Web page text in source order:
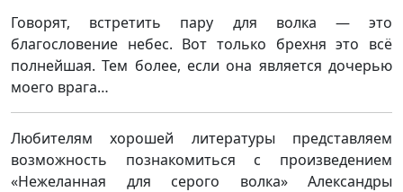
Говорят, встретить пару для волка — это
благословение небес. Вот только брехня это всё
полнейшая. Тем более, если она является дочерью
моего врага…
Любителям хорошей литературы представляем
возможность познакомиться с произведением
«Нежеланная для серого волка» Александры